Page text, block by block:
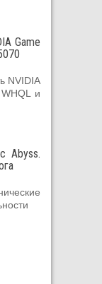
Game
NVIDIA
и
Abyss.